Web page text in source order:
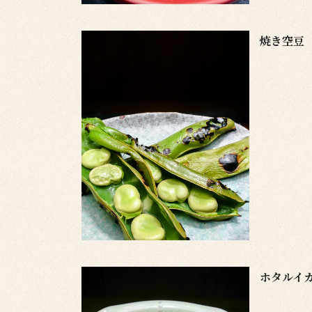
焼き空豆
ホタルイ